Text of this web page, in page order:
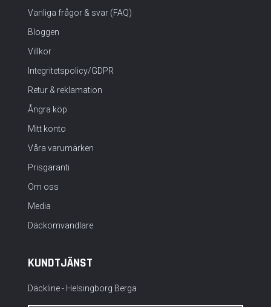
Vanliga frågor & svar (FAQ)
Bloggen
Villkor
Integritetspolicy/GDPR
Retur & reklamation
Ångra köp
Mitt konto
Våra varumärken
Prisgaranti
Om oss
Media
Däckomvandlare
KUNDTJÄNST
Däckline - Helsingborg Berga